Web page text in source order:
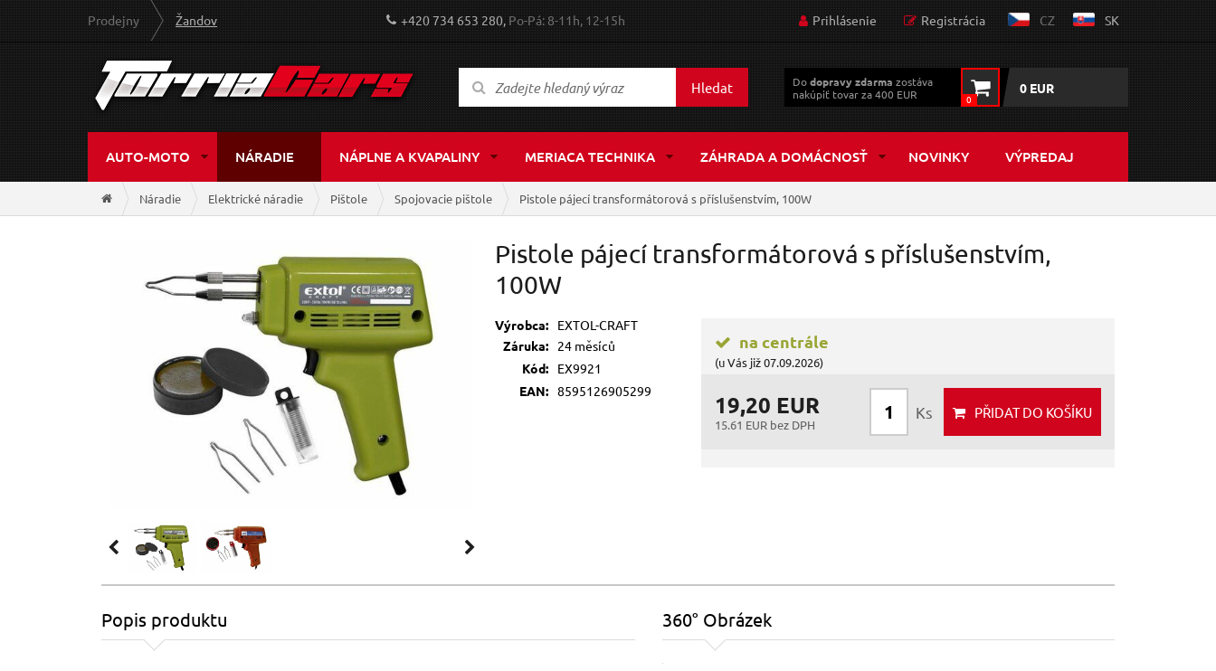
Prodejny Žandov +420 734 653 280, Po-Pá: 8-11h, 12-15h Prihlásenie Registrácia CZ SK
Hledat Dodopravy zdarma zostáva
nakúpiť tovar za 400 EUR
0
0 EUR
AUTO-MOTO NÁRADIE NÁPLNE A KVAPALINY MERIACA TECHNIKA ZÁHRADA A DOMÁCNOSŤ NOVINKY VÝPREDAJ
Náradie Elektrické náradie Pištole Spojovacie pištole Pistole pájecí transformátorová s příslušenstvím, 100W
Pistole pájecí transformátorová s příslušenstvím,
100W
Výrobca:
EXTOL-CRAFT
Záruka:
24 měsíců
Kód:
EX9921
EAN: 8595126905299
na centrále
(u Vás již 07.09.2026)
19,20 EUR
15.61 EUR bez DPH
Ks PŘIDATDO KOŠÍKU
Popis produktu 360° Obrázek